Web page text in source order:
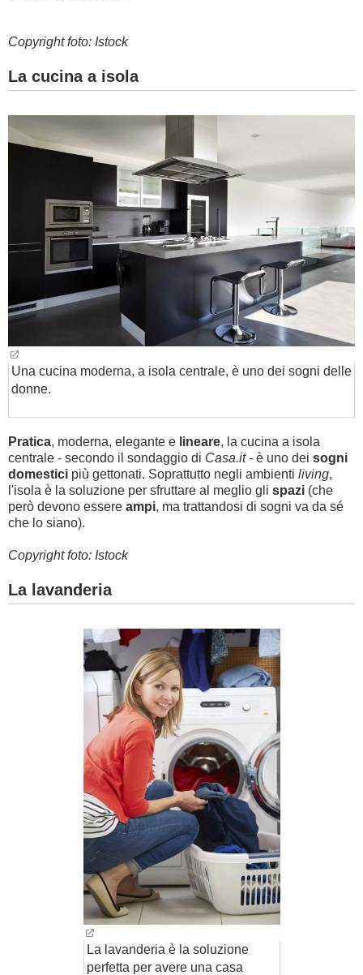
Copyright foto: Istock
La cucina a isola
Una cucina moderna, a isola centrale, è uno dei sogni delle
donne.
Pratica, moderna, elegante e lineare, la cucina a isola
centrale - secondo il sondaggio di Casa.it - è uno dei sogni
domestici più gettonati. Soprattutto negli ambienti living,
l'isola è la soluzione per sfruttare al meglio gli spazi (che
però devono essere ampi, ma trattandosi di sogni va da sé
che lo siano).
Copyright foto: Istock
La lavanderia
La lavanderia è la soluzione
perfetta per avere una casa